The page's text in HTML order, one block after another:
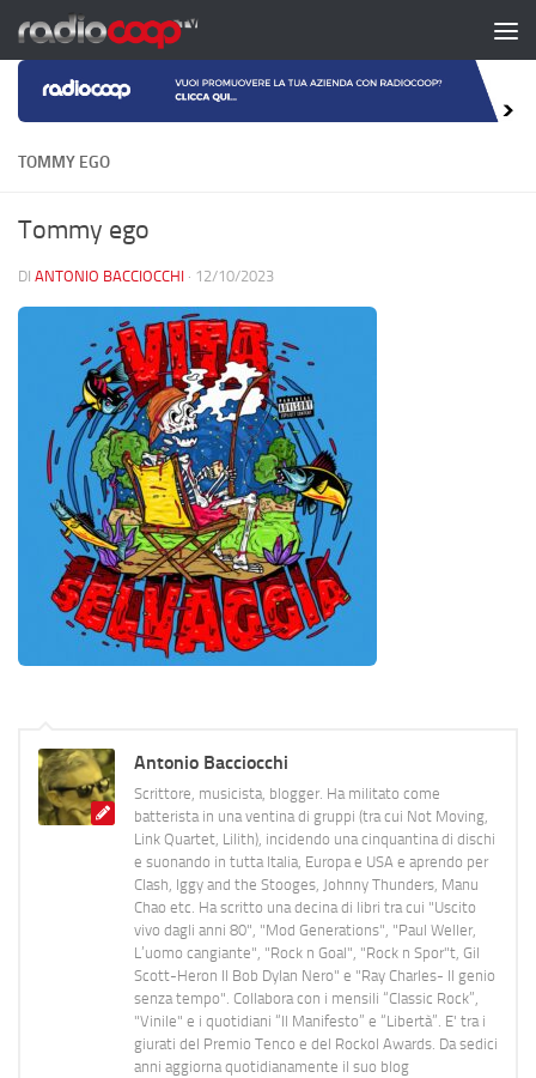
Salta al contenuto
TOMMY EGO
Tommy ego
DI ANTONIO BACCIOCCHI · 12/10/2023
Antonio Bacciocchi
Scrittore, musicista, blogger. Ha militato come
batterista in una ventina di gruppi (tra cui Not Moving,
Link Quartet, Lilith), incidendo una cinquantina di dischi
e suonando in tutta Italia, Europa e USA e aprendo per
Clash, Iggy and the Stooges, Johnny Thunders, Manu
Chao etc. Ha scritto una decina di libri tra cui "Uscito
vivo dagli anni 80", "Mod Generations", "Paul Weller,
L’uomo cangiante", "Rock n Goal", "Rock n Spor"t, Gil
Scott-Heron Il Bob Dylan Nero" e "Ray Charles- Il genio
senza tempo". Collabora con i mensili “Classic Rock”,
"Vinile" e i quotidiani “Il Manifesto” e “Libertà”. E' tra i
giurati del Premio Tenco e del Rockol Awards. Da sedici
anni aggiorna quotidianamente il suo blog